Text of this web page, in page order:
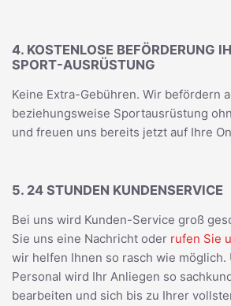
4. KOSTENLOSE BEFÖRDERUNG
SPORT-AUSRÜSTUNG
Keine Extra-Gebühren. Wir befördern
beziehungsweise Sportausrüstung
und freuen uns bereits jetzt auf Ihre
5. 24 STUNDEN KUNDENSERVICE
Bei uns wird Kunden-Service groß
Sie uns eine Nachricht oder rufen Sie
wir helfen Ihnen so rasch wie möglich.
Personal wird Ihr Anliegen so
bearbeiten und sich bis zu Ihrer